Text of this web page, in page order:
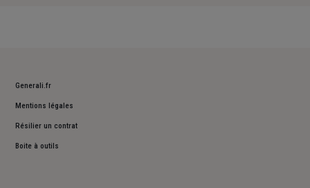
Generali.fr
Mentions légales
Résilier un contrat
Boite à outils